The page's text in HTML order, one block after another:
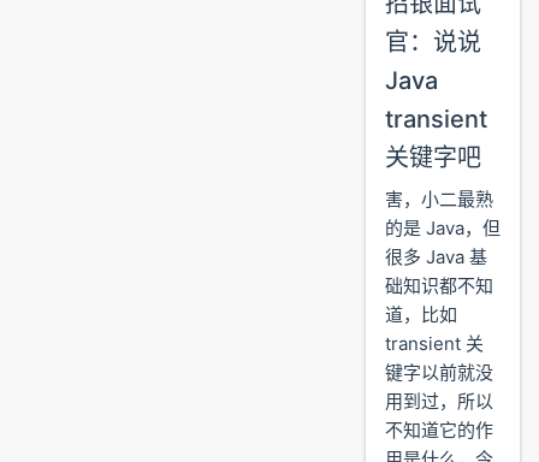
官：说说
Java
transient
关键字吧
害，小二最熟
的是 Java，但
很多 Java 基
础知识都不知
道，比如
transient 关
键字以前就没
用到过，所以
不知道它的作